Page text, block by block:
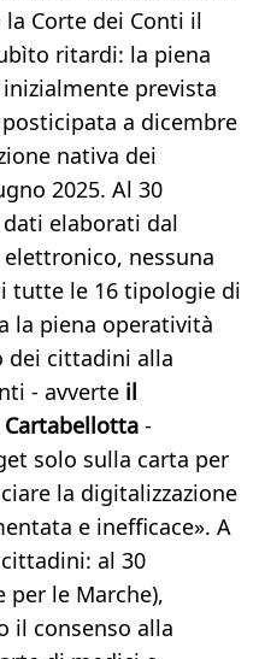
Corte dei Conti il
ritardi: la piena
prevista
a dicembre
nativa dei
2025. Al 30
elaborati dal
nessuna
tutte le 16 tipologie di
la piena operatività
dei cittadini alla
- avverte il
-
solo sulla carta per
la digitalizzazione
e inefficace». A
al 30
per le Marche),
il consenso alla